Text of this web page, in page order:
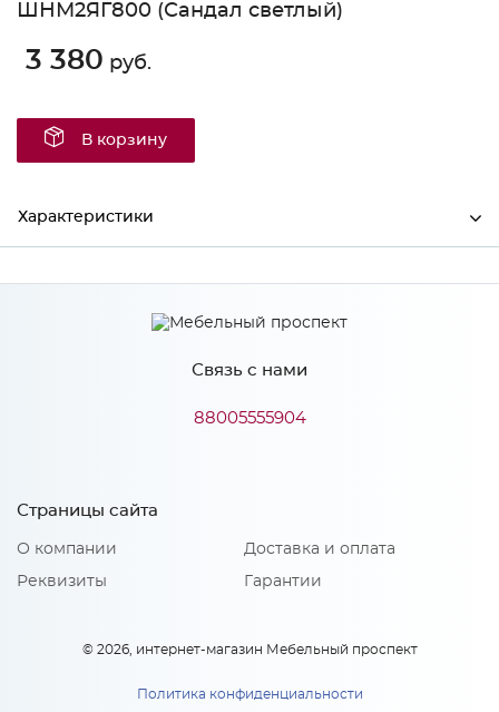
ШНМ2ЯГ800 (Сандал светлый)
3 380 руб.
В корзину
Характеристики
Производитель МиФ
Связь с нами
88005555904
Страницы сайта
О компании
Реквизиты
Доставка и оплата
Гарантии
© 2026, интернет-магазин Мебельный проспект
Политика конфиденциальности